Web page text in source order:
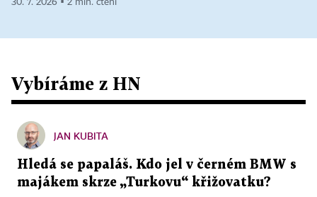
Vybíráme z HN
JAN KUBITA
Hledá se papaláš. Kdo jel v černém BMW s
majákem skrze „Turkovu“ křižovatku?